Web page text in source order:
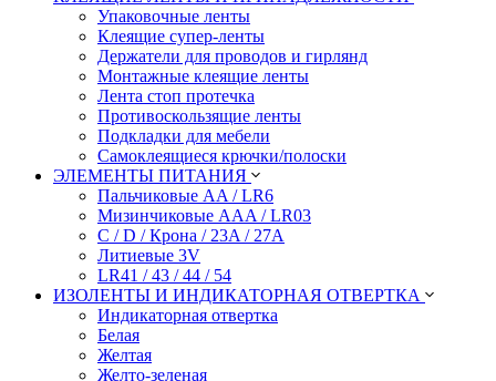
Упаковочные ленты
Клеящие супер-ленты
Держатели для проводов и гирлянд
Монтажные клеящие ленты
Лента стоп протечка
Противоскользящие ленты
Подкладки для мебели
Самоклеящиеся крючки/полоски
ЭЛЕМЕНТЫ ПИТАНИЯ
Пальчиковые AA / LR6
Мизинчиковые AAA / LR03
C / D / Крона / 23A / 27A
Литиевые 3V
LR41 / 43 / 44 / 54
ИЗОЛЕНТЫ И ИНДИКАТОРНАЯ ОТВЕРТКА
Индикаторная отвертка
Белая
Желтая
Желто-зеленая